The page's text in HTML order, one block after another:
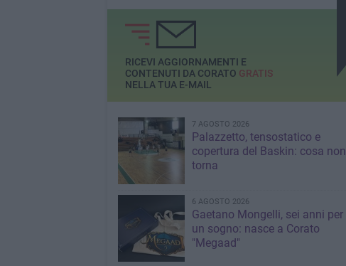
generale Luigi Fruscio
RICEVI AGGIORNAMENTI E
CONTENUTI DA CORATO GRATIS
NELLA TUA E-MAIL
7 AGOSTO 2026
Palazzetto, tensostatico e
copertura del Baskin: cosa non
torna
6 AGOSTO 2026
Gaetano Mongelli, sei anni per
un sogno: nasce a Corato
"Megaad"